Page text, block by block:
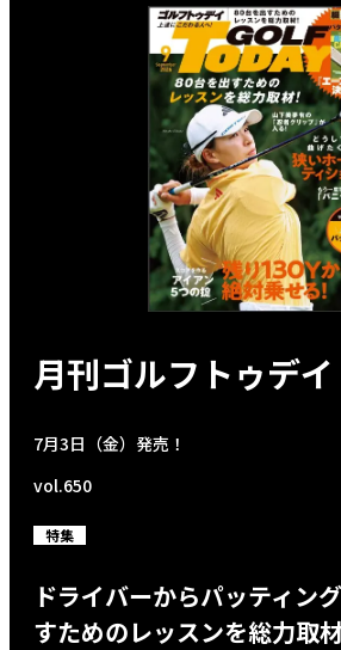
月刊ゴルフトゥデイ
7月3日（金）発売！
vol.650
特集
ドライバーからパッティン
すためのレッスンを総力取材